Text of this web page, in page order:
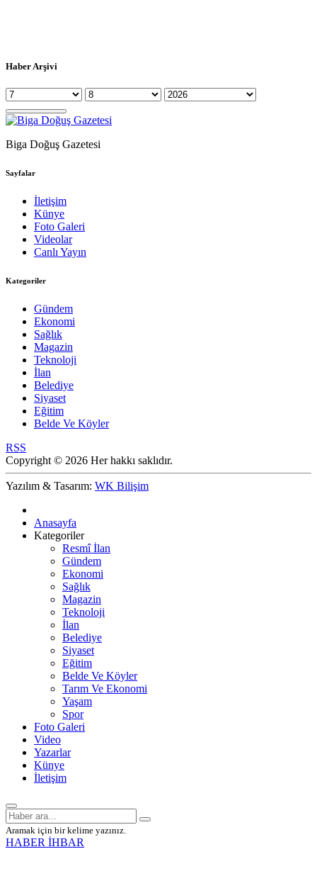
Haber Arşivi
Biga Doğuş Gazetesi
Sayfalar
İletişim
Künye
Foto Galeri
Videolar
Canlı Yayın
Kategoriler
Gündem
Ekonomi
Sağlık
Magazin
Teknoloji
İlan
Belediye
Siyaset
Eğitim
Belde Ve Köyler
RSS
Copyright © 2026 Her hakkı saklıdır.
Yazılım & Tasarım: WK Bilişim
Anasayfa
Kategoriler
Resmî İlan
Gündem
Ekonomi
Sağlık
Magazin
Teknoloji
İlan
Belediye
Siyaset
Eğitim
Belde Ve Köyler
Tarım Ve Ekonomi
Yaşam
Spor
Foto Galeri
Video
Yazarlar
Künye
İletişim
Aramak için bir kelime yazınız.
HABER İHBAR